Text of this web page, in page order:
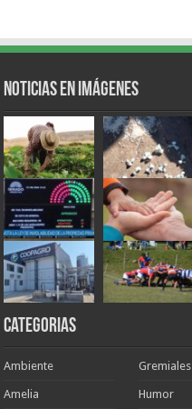
Noticias en Imágenes
Categorias
Ambiente
Amelia
Gremiales
Humor